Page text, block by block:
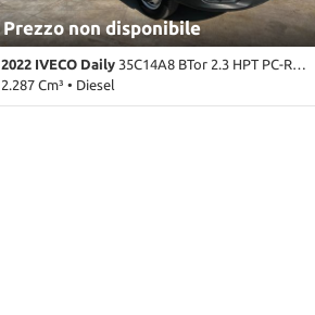
Prezzo non disponibile
2022 IVECO Daily 35C14A8 BTor 2.3 HPT PC-RG Cabinato Hi-Matic
2.287 Cm³ • Diesel